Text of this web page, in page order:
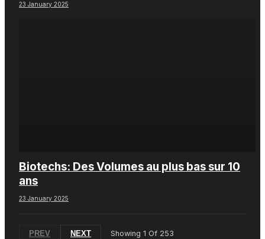
23 January 2025
Biotechs: Des Volumes au plus bas sur 10
ans
23 January 2025
PREV NEXT Showing 1 Of 253